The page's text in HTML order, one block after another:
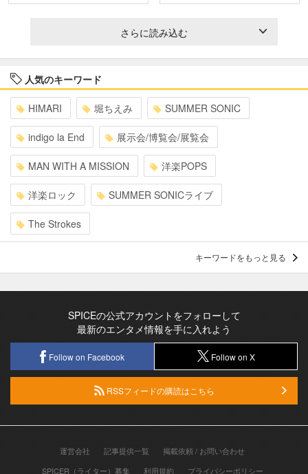
さらに読み込む
人気のキーワード
HIMARI 堀ちえみ SUMMER SONIC
indigo la End 展示会/博覧会/展覧会
MAN WITH A MISSION 洋楽POPS
洋楽ロック SUMMER SONICライブ
The Strokes
キーワードをもっと見る
SPICEの公式アカウントをフォローして
最新のエンタメ情報を手に入れよう
Follow on Facebook Follow on X
RSSフィードの購読はこちら
運営会社 記事提供一覧
掲載依頼 / お問い合わせ
SPICER（ライター）募集
利用規約 プライバシーポリシー